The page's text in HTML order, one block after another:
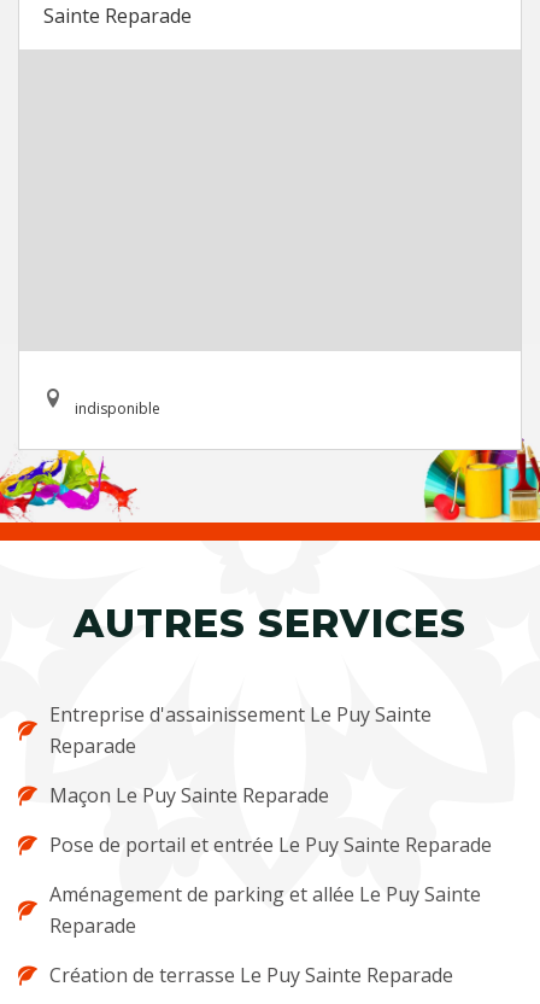
Sainte Reparade
indisponible
AUTRES SERVICES
Entreprise d'assainissement Le Puy Sainte
Reparade
Maçon Le Puy Sainte Reparade
Pose de portail et entrée Le Puy Sainte Reparade
Aménagement de parking et allée Le Puy Sainte
Reparade
Création de terrasse Le Puy Sainte Reparade